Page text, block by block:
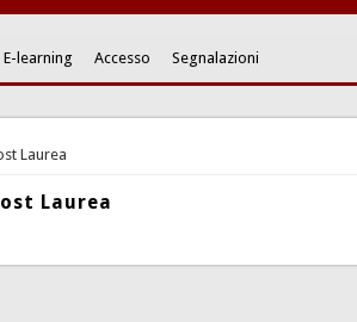
E-learning Accesso Segnalazioni
Laurea
Laurea